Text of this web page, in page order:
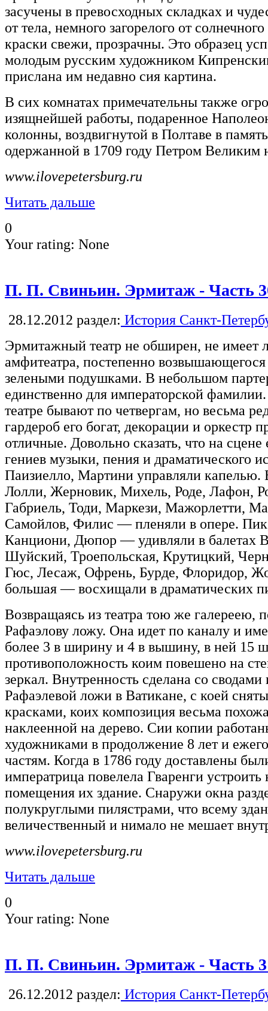
засучены в превосходных складках и
от тела, немного загорелого от
краски свежи, прозрачны. Это образец
молодым русским художником
прислана им недавно сия картина.
В сих комнатах примечательны также
изящнейшей работы, подаренное
колонны, воздвигнутой в Полтаве в
одержанной в 1709 году Петром
www.ilovepetersburg.ru
Читать дальше
0
Your rating: None
П. П. Свиньин. Эрмитаж - Часть
28.12.2012 раздел: История Санкт-
Эрмитажный театр не обширен, не имеет
амфитеатра, постепенно
зелеными подушками. В небольшом
единственно для императорской
театре бывают по четвергам, но весьма
гардероб его богат, декорации и оркестр
отличные. Довольно сказать, что на сцене
гениев музыки, пения и драматического
Паизиелло, Мартини управляли
Лолли, Жерновик, Михель, Роде, Лафон,
Габриель, Тоди, Маркези, Мажорлетти,
Самойлов, Филис — пленяли в опере.
Канциони, Дюпор — удивляли в балетах
Шуйский, Троепольская, Крутицкий,
Гюс, Лесаж, Офрень, Бурде, Флоридор,
большая — восхищали в драматических
Возвращаясь из театра тою же галереею,
Рафаэлову ложу. Она идет по каналу и
более 3 в ширину и 4 в вышину, в ней 15
противоположность коим повешено на
зеркал. Внутренность сделана со
Рафаэлевой ложи в Ватикане, с коей
красками, коих композиция весьма
наклеенной на дерево. Сии копии
художниками в продолжение 8 лет и
частям. Когда в 1786 году доставлены
императрица повелела Гваренги
помещения их здание. Снаружи окна
полукруглыми пилястрами, что всему
величественный и нимало не мешает
www.ilovepetersburg.ru
Читать дальше
0
Your rating: None
П. П. Свиньин. Эрмитаж - Часть
26.12.2012 раздел: История Санкт-